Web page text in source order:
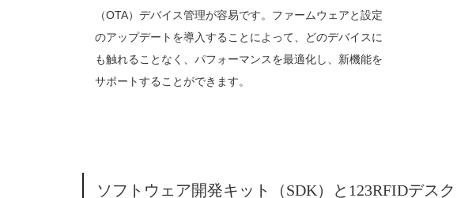
（OTA）デバイス管理が容易です。ファームウェアと設定
のアップデートを導入することによって、どのデバイスに
も触れることなく、パフォーマンスを最適化し、新機能を
サポートすることができます。
ソフトウェア開発キット（SDK）と123RFIDデス